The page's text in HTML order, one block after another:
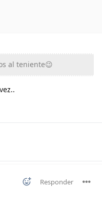
al teniente😉
Responder